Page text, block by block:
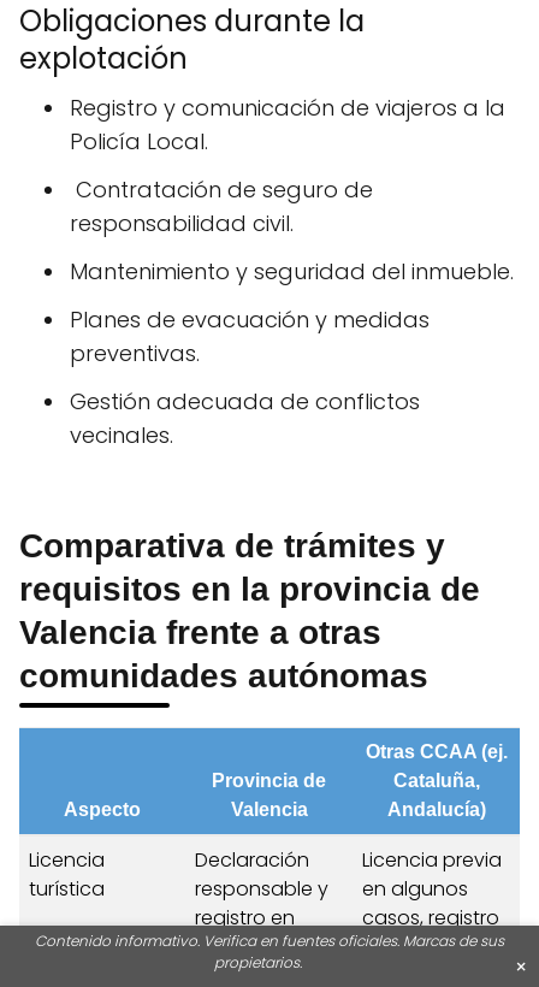
Obligaciones durante la
explotación
Registro y comunicación de viajeros a la
Policía Local.
️ Contratación de seguro de
responsabilidad civil.
Mantenimiento y seguridad del inmueble.
Planes de evacuación y medidas
preventivas.
Gestión adecuada de conflictos
vecinales.
Comparativa de trámites y
requisitos en la provincia de
Valencia frente a otras
comunidades autónomas
Aspecto
Provincia de
Valencia
Otras CCAA (ej.
Cataluña,
Andalucía)
Licencia
turística
Declaración
responsable y
registro en
REEPT
Licencia previa
en algunos
casos, registro
obligatorio
Contenido informativo. Verifica en fuentes oficiales. Marcas de sus
propietarios.
×